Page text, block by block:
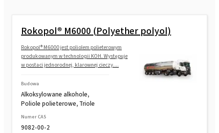
Rokopol® M6000 (Polyether polyol)
Rokopol® M6000 jest poliolem polieterowym
produkowanym w technologii KOH. Występuje
w postaci jednorodnej, klarownej cieczy....
Budowa
Alkoksylowane alkohole,
Poliole polieterowe, Triole
Numer CAS
9082-00-2